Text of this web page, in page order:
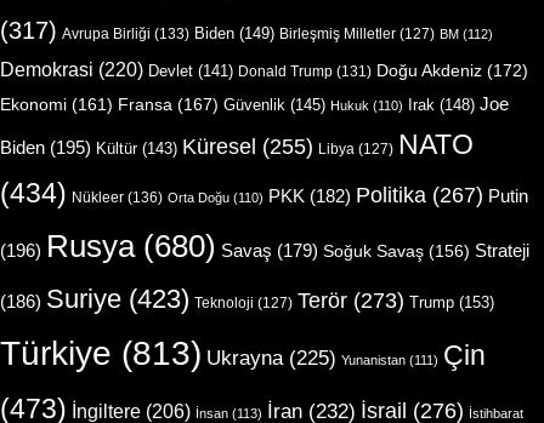
(317) Avrupa Birliği (133) Biden (149) Birleşmiş Milletler (127) BM (112)
Demokrasi (220) Devlet (141) Donald Trump (131) Doğu Akdeniz (172)
Ekonomi (161) Fransa (167) Güvenlik (145) Hukuk (110) Irak (148) Joe
Biden (195) Kültür(143) Küresel (255) Libya (127) NATO
(434) Nükleer (136) Orta Doğu (110) PKK (182) Politika (267) Putin
(196) Rusya(680) Savaş (179) Soğuk Savaş (156) Strateji
(186) Suriye (423) Teknoloji (127) Terör (273) Trump (153)
Türkiye (813) Ukrayna(225) Yunanistan (111) Çin
(473) İngiltere (206) İnsan (113) İran (232) İsrail (276) İstihbarat